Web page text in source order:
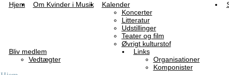
Hjem Om Kvinder i Musik
Kalender
Koncerter
Litteratur
Udstillinger
Teater og film
Øvrigt kulturstof
Bliv medlem
Vedtægter
Links
Organisationer
Komponister